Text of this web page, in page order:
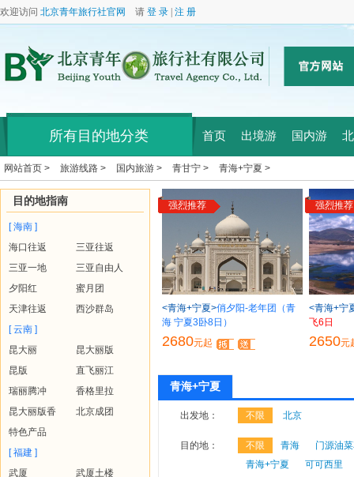
欢迎访问 北京青年旅行社官网 请 登 录 注 册
所有目的地分类 首页 出境游 国内游
网站首页 > 旅游线路 > 国内旅游 > 青甘宁 > 青海+宁夏 >
目的地指南
[ 海南 ]
海口往返
三亚往返
三亚一地
三亚自由人
夕阳红
蜜月团
天津往返
西沙群岛
[ 云南 ]
昆大丽
昆大丽版
昆版
直飞丽江
瑞丽腾冲
香格里拉
昆大丽版香
北京成团
特色产品
[ 福建 ]
武厦
武厦土楼
强烈推荐
<青海+宁夏>俏夕阳-老年团（青
海 宁夏3卧8日）
2680元起
强烈推荐
<青海+宁
飞6日
2650元
青海+宁夏
出发地： 不限 北京
目的地： 不限 青海
门源油
青海+宁夏
可可西里